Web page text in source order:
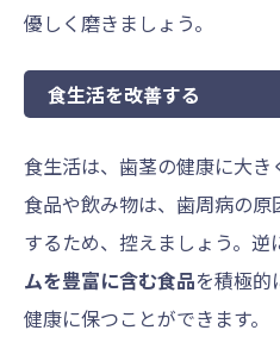
優しく磨きましょう。
食生活を改善する
食生活は、歯茎の健康に大
食品や飲み物は、歯周病の
するため、控えましょう。逆
ムを豊富に含む食品を積極的
健康に保つことができます。